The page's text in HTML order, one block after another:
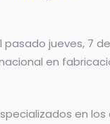
pasado jueves, 7
en
en